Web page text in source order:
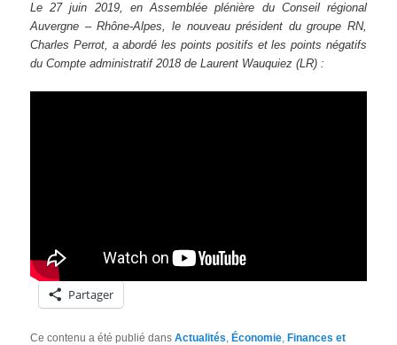
Le 27 juin 2019, en Assemblée plénière du Conseil régional
Auvergne – Rhône-Alpes, le nouveau président du groupe RN,
Charles Perrot, a abordé les points positifs et les points négatifs
du Compte administratif 2018 de Laurent Wauquiez (LR) :
Partager
Ce contenu a été publié dansActualités,Économie,Finances et